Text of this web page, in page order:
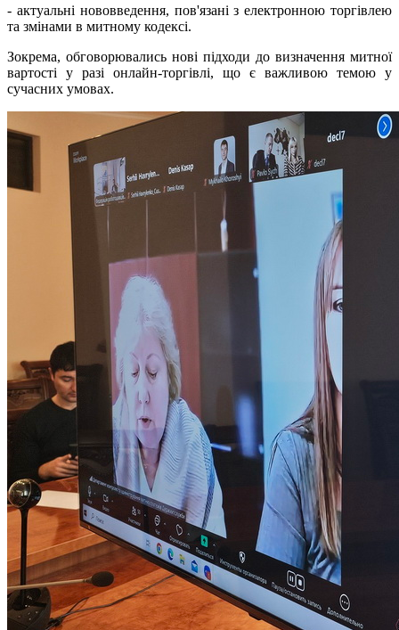
- актуальні нововведення, пов'язані з електронною торгівлею
та змінами в митному кодексі.
Зокрема, обговорювались нові підходи до визначення митної
вартості у разі онлайн-торгівлі, що є важливою темою у
сучасних умовах.